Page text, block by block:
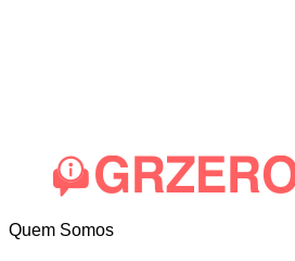
Quem Somos